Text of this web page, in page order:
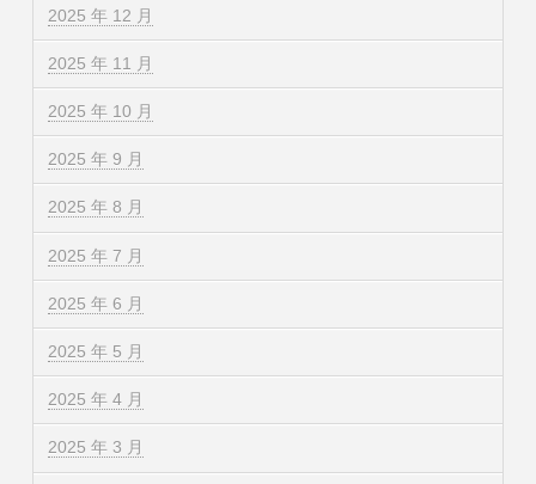
2025 年 12 月
2025 年 11 月
2025 年 10 月
2025 年 9 月
2025 年 8 月
2025 年 7 月
2025 年 6 月
2025 年 5 月
2025 年 4 月
2025 年 3 月